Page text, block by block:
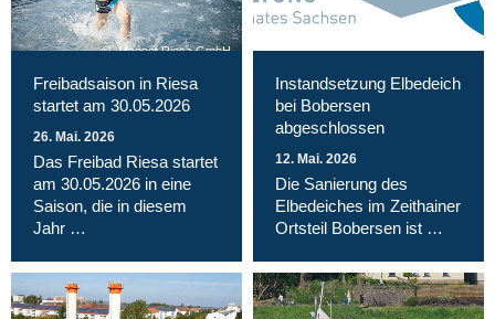
Magnet Riesa GmbH
Freibadsaison in Riesa
startet am 30.05.2026
26. Mai. 2026
Das Freibad Riesa startet
am 30.05.2026 in eine
Saison, die in diesem
Jahr …
Instandsetzung Elbedeich
bei Bobersen
abgeschlossen
12. Mai. 2026
Die Sanierung des
Elbedeiches im Zeithainer
Ortsteil Bobersen ist …